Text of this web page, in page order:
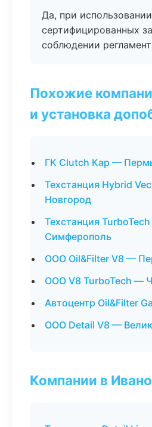
Да, при использовании
сертифицированных
соблюдении
Похожие
и установка
ГК Clutch Кар —
Техстанция Hybrid
Новгород
Техстанция
Симферополь
ООО Oil&Filter V8 —
ООО V8 TurboTech —
Автоцентр Oil&Filter
ООО Detail V8 —
Компании в